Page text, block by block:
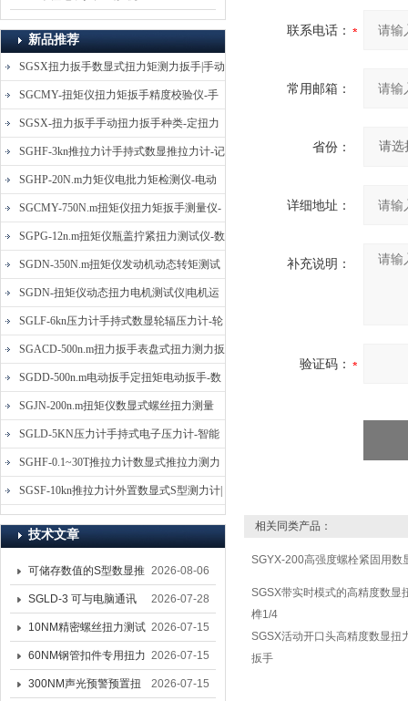
新品推荐
SGSX扭力扳手数显式扭力矩测力扳手|手动
定扭矩检测扳手
SGCMY-扭矩仪扭力矩扳手精度校验仪-手
动扳子扭矩校准仪
SGSX-扭力扳手手动扭力扳手种类-定扭力
矩检测扳手价格
SGHF-3kn推拉力计手持式数显推拉力计-记
忆数据拉压力测力计
SGHP-20N.m力矩仪电批力矩检测仪-电动
螺丝批扭力矩测试仪
SGCMY-750N.m扭矩仪扭力矩扳手测量仪-
校准扳手扭力精度测试仪
SGPG-12n.m扭矩仪瓶盖拧紧扭力测试仪-数
显式瓶盖扭力矩仪
SGDN-350N.m扭矩仪发动机动态转矩测试
仪-动态电机扭矩测量仪
SGDN-扭矩仪动态扭力电机测试仪|电机运
转摩擦力扭矩仪
SGLF-6kn压力计手持式数显轮辐压力计-轮
辐称重压力测力计
SGACD-500n.m扭力扳手表盘式扭力测力扳
手-表盘扭力矩检测扳手
SGDD-500n.m电动扳手定扭矩电动扳手-数
显式电动定扭力矩扳手
SGJN-200n.m扭矩仪数显式螺丝扭力测量
仪-螺栓扭力矩测试仪
SGLD-5KN压力计手持式电子压力计-智能
电子式压力测力计
SGHF-0.1~30T推拉力计数显式推拉力测力
计-数字拉压力双向测力仪
SGSF-10kn推拉力计外置数显式S型测力计|
手持连线式拉压力计
技术文章
可储存数值的S型数显推
拉力计 SGSF-100外置
式测力计
2026-08-06
SGLD-3 可与电脑通讯
的无线测力计 0.03-3T化
工行业用遥控式推拉力
计
2026-07-28
10NM精密螺丝扭力测试
专用扭矩扳手,产线质检
螺丝扭力专用扳手厂家
2026-07-15
60NM钢管扣件专用扭力
扳手 脚手架扭力检测扳
2026-07-15
300NM声光预警预置扭 2026-07-15
联系电话：
常用邮箱：
省份：
详细地址：
补充说明：
验证码：
相关同类产品：
SGYX-200高强度螺栓紧固用数
SGSX带实时模式的高精度数显
榫1/4
SGSX活动开口头高精度数显扭
扳手